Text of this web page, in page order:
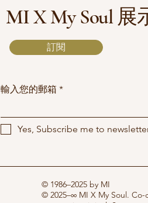
MI X My Soul 展
訂閱
輸入您的郵箱
Yes, Subscribe me to
© 1986–2025 by MI
© 2025–∞ MI X My Soul.